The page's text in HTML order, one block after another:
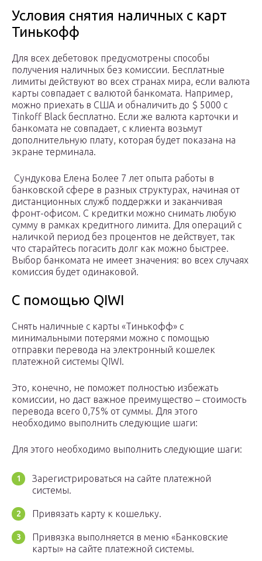
Условия снятия наличных с карт
Тинькофф
Для всех дебетовок предусмотрены способы
получения наличных без комиссии. Бесплатные
лимиты действуют во всех странах мира, если валюта
карты совпадает с валютой банкомата. Например,
можно приехать в США и обналичить до $ 5000 с
Tinkoff Black бесплатно. Если же валюта карточки и
банкомата не совпадает, с клиента возьмут
дополнительную плату, которая будет показана на
экране терминала.
Сундукова Елена Более 7 лет опыта работы в
банковской сфере в разных структурах, начиная от
дистанционных служб поддержки и заканчивая
фронт-офисом. С кредитки можно снимать любую
сумму в рамках кредитного лимита. Для операций с
наличкой период без процентов не действует, так
что старайтесь погасить долг как можно быстрее.
Выбор банкомата не имеет значения: во всех случаях
комиссия будет одинаковой.
С помощью QIWI
Снять наличные с карты «Тинькофф» с
минимальными потерями можно с помощью
отправки перевода на электронный кошелек
платежной системы QIWI.
Это, конечно, не поможет полностью избежать
комиссии, но даст важное преимущество – стоимость
перевода всего 0,75% от суммы. Для этого
необходимо выполнить следующие шаги:
Для этого необходимо выполнить следующие шаги:
Зарегистрироваться на сайте платежной
системы.
Привязать карту к кошельку.
Привязка выполняется в меню «Банковские
карты» на сайте платежной системы.